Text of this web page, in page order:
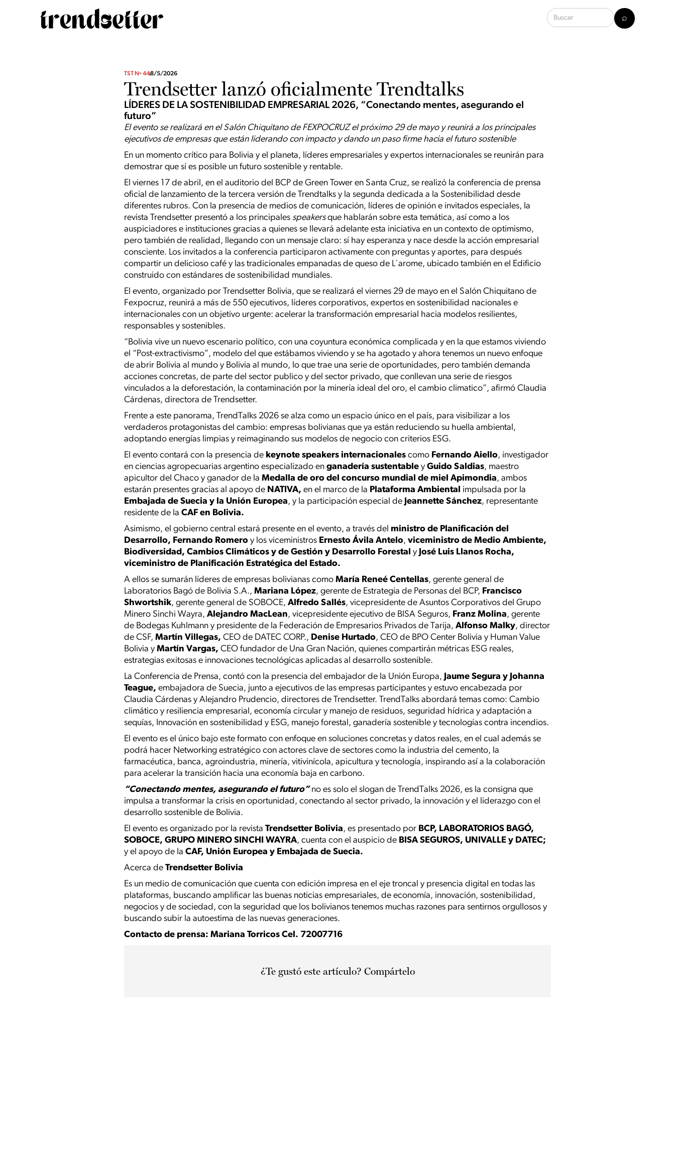
TST Nº 448/5/2026
Trendsetter lanzó oficialmente Trendtalks
LÍDERES DE LA SOSTENIBILIDAD EMPRESARIAL 2026, “Conectando mentes, asegurando el
futuro”
El evento se realizará en el Salón Chiquitano de FEXPOCRUZ el próximo 29 de mayo y reunirá a los principales
ejecutivos de empresas que están liderando con impacto y dando un paso firme hacia el futuro sostenible
En un momento crítico para Bolivia y el planeta, líderes empresariales y expertos internacionales se reunirán para
demostrar que sí es posible un futuro sostenible y rentable.
El viernes 17 de abril, en el auditorio del BCP de Green Tower en Santa Cruz, se realizó la conferencia de prensa
oficial de lanzamiento de la tercera versión de Trendtalks y la segunda dedicada a la Sostenibilidad desde
diferentes rubros. Con la presencia de medios de comunicación, líderes de opinión e invitados especiales, la
revista Trendsetter presentó a los principales speakersque hablarán sobre esta temática, así como a los
auspiciadores e instituciones gracias a quienes se llevará adelante esta iniciativa en un contexto de optimismo,
pero también de realidad, llegando con un mensaje claro: sí hay esperanza y nace desde la acción empresarial
consciente. Los invitados a la conferencia participaron activamente con preguntas y aportes, para después
compartir un delicioso café y las tradicionales empanadas de queso de L´arome, ubicado también en el Edificio
construido con estándares de sostenibilidad mundiales.
El evento, organizado por Trendsetter Bolivia, que se realizará el viernes 29 de mayo en el Salón Chiquitano de
Fexpocruz, reunirá a más de 550 ejecutivos, líderes corporativos, expertos en sostenibilidad nacionales e
internacionales con un objetivo urgente: acelerar la transformación empresarial hacia modelos resilientes,
responsables y sostenibles.
“Bolivia vive un nuevo escenario político, con una coyuntura económica complicada y en la que estamos viviendo
el “Post-extractivismo”, modelo del que estábamos viviendo y se ha agotado y ahora tenemos un nuevo enfoque
de abrir Bolivia al mundo y Bolivia al mundo, lo que trae una serie de oportunidades, pero también demanda
acciones concretas, de parte del sector publico y del sector privado, que conllevan una serie de riesgos
vinculados a la deforestación, la contaminación por la minería ideal del oro, el cambio climatico”, afirmó Claudia
Cárdenas, directora de Trendsetter.
Frente a este panorama, TrendTalks 2026 se alza como un espacio único en el país, para visibilizar a los
verdaderos protagonistas del cambio: empresas bolivianas que ya están reduciendo su huella ambiental,
adoptando energías limpias y reimaginando sus modelos de negocio con criterios ESG.
El evento contará con la presencia de keynote speakers internacionales como Fernando Aiello, investigador
en ciencias agropecuarias argentino especializado en ganadería sustentable y Guido Saldias, maestro
apicultor del Chaco y ganador de la Medalla de oro del concurso mundial de miel Apimondia, ambos
estarán presentes gracias al apoyo de NATIVA, en el marco de la Plataforma Ambiental impulsada por la
Embajada de Suecia y la Unión Europea, y la participación especial de Jeannette Sánchez, representante
residente de la CAF en Bolivia.
Asimismo, el gobierno central estará presente en el evento, a través del ministro de Planificación del
Desarrollo, Fernando Romero y los viceministros Ernesto Ávila Antelo, viceministro de Medio Ambiente,
Biodiversidad, Cambios Climáticos y de Gestión y Desarrollo Forestal y José Luis Llanos Rocha,
viceministro de Planificación Estratégica del Estado.
A ellos se sumarán líderes de empresas bolivianas como María Reneé Centellas, gerente general de
Laboratorios Bagó de Bolivia S.A., Mariana López, gerente de Estrategia de Personas del BCP, Francisco
Shwortshik, gerente general de SOBOCE, Alfredo Sallés, vicepresidente de Asuntos Corporativos del Grupo
Minero Sinchi Wayra, Alejandro MacLean, vicepresidente ejecutivo de BISA Seguros, Franz Molina, gerente
de Bodegas Kuhlmann y presidente de la Federación de Empresarios Privados de Tarija, Alfonso Malky, director
de CSF, Martín Villegas, CEO de DATEC CORP., Denise Hurtado, CEO de BPO Center Bolivia y Human Value
Bolivia y Martín Vargas, CEO fundador de Una Gran Nación, quienes compartirán métricas ESG reales,
estrategias exitosas e innovaciones tecnológicas aplicadas al desarrollo sostenible.
La Conferencia de Prensa, contó con la presencia del embajador de la Unión Europa, Jaume Segura y Johanna
Teague, embajadora de Suecia, junto a ejecutivos de las empresas participantes y estuvo encabezada por
Claudia Cárdenas y Alejandro Prudencio, directores de Trendsetter. TrendTalks abordará temas como: Cambio
climático y resiliencia empresarial, economía circular y manejo de residuos, seguridad hídrica y adaptación a
sequías, Innovación en sostenibilidad y ESG, manejo forestal, ganadería sostenible y tecnologías contra incendios.
El evento es el único bajo este formato con enfoque en soluciones concretas y datos reales, en el cual además se
podrá hacer Networking estratégico con actores clave de sectores como la industria del cemento, la
farmacéutica, banca, agroindustria, minería, vitivinícola, apicultura y tecnología, inspirando así a la colaboración
para acelerar la transición hacia una economía baja en carbono.
“Conectando mentes, asegurando el futuro”no es solo el slogan de TrendTalks 2026, es la consigna que
impulsa a transformar la crisis en oportunidad, conectando al sector privado, la innovación y el liderazgo con el
desarrollo sostenible de Bolivia.
El evento es organizado por la revista Trendsetter Bolivia, es presentado por BCP, LABORATORIOS BAGÓ,
SOBOCE, GRUPO MINERO SINCHI WAYRA, cuenta con el auspicio de BISA SEGUROS, UNIVALLE y DATEC;
y el apoyo de la CAF, Unión Europea y Embajada de Suecia.
Acerca de Trendsetter Bolivia
Es un medio de comunicación que cuenta con edición impresa en el eje troncal y presencia digital en todas las
plataformas, buscando amplificar las buenas noticias empresariales, de economía, innovación, sostenibilidad,
negocios y de sociedad, con la seguridad que los bolivianos tenemos muchas razones para sentirnos orgullosos y
buscando subir la autoestima de las nuevas generaciones.
Contacto de prensa: Mariana Torricos Cel. 72007716
¿Te gustó este artículo? Compártelo